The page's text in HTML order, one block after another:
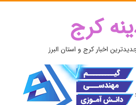
کرج
اخبار کرج و استان البرز